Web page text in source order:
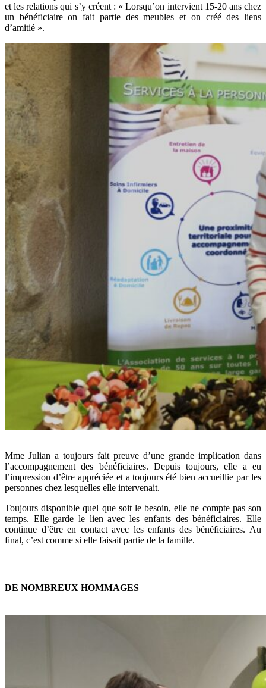
et les relations qui s’y créent : « Lorsqu’on intervient 15-20 ans chez
un bénéficiaire on fait partie des meubles et on créé des liens
d’amitié ».
Mme Julian a toujours fait preuve d’une grande implication dans
l’accompagnement des bénéficiaires. Depuis toujours, elle a eu
l’impression d’être appréciée et a toujours été bien accueillie par les
personnes chez lesquelles elle intervenait.
Toujours disponible quel que soit le besoin, elle ne compte pas son
temps. Elle garde le lien avec les enfants des bénéficiaires. Elle
continue d’être en contact avec les enfants des bénéficiaires. Au
final, c’est comme si elle faisait partie de la famille.
DE NOMBREUX HOMMAGES